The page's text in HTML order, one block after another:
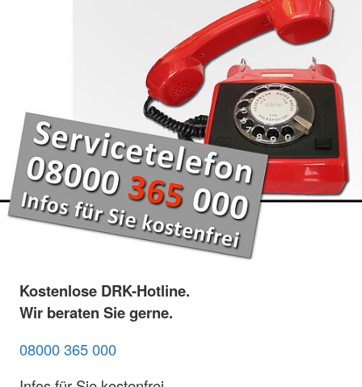
Kostenlose DRK-Hotline.
Wir beraten Sie gerne.
08000 365 000